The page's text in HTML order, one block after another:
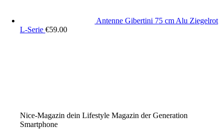
Antenne Gibertini 75 cm Alu Ziegelrot
L-Serie €59.00
Nice-Magazin dein Lifestyle Magazin der Generation
Smartphone